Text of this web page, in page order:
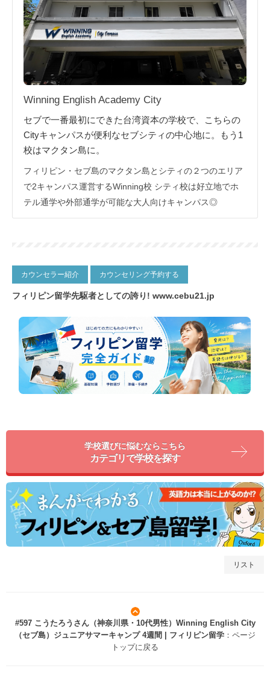
Winning English Academy City
セブで一番最初にできた台湾資本の学校で、こちらの
Cityキャンパスが便利なセブシティの中心地に。もう1
校はマクタン島に。
フィリピン・セブ島のマクタン島とシティの２つのエリア
で2キャンパス運営するWinning校 シティ校は好立地でホ
テル通学や外部通学が可能な大人向けキャンパス◎
カウンセラー紹介 カウンセリング予約する
フィリピン留学先駆者としての誇り! www.cebu21.jp
学校選びに悩むならこちら
カテゴリで学校を探す
リスト
#597 こうたろうさん（神奈川県・10代男性）Winning English City
（セブ島）ジュニアサマーキャンプ 4週間 | フィリピン留学 ：ページ
トップに戻る